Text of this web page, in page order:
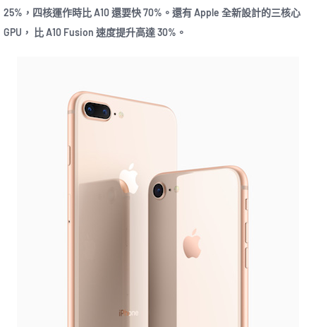
25%，四核運作時比 A10 還要快 70%。還有 Apple 全新設計的三核心
GPU， 比 A10 Fusion 速度提升高達 30%。